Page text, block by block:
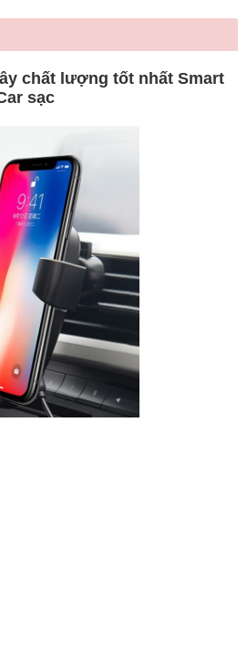
chất lượng tốt nhất Smart
sạc